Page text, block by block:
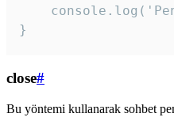
}
close#
Bu yöntemi kullanarak sohbet